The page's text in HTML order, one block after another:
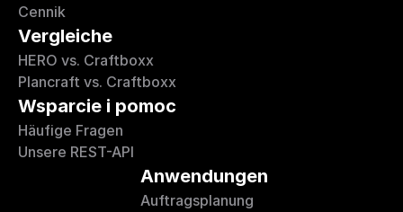
Cennik
Vergleiche
HERO vs. Craftboxx
Plancraft vs. Craftboxx
Wsparcie i pomoc
Häufige Fragen
Unsere REST-API
Anwendungen
Auftragsplanung